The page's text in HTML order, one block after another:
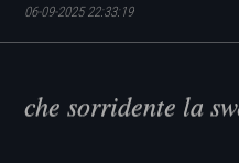
06-09-2025 22:33:19
che sorridente la